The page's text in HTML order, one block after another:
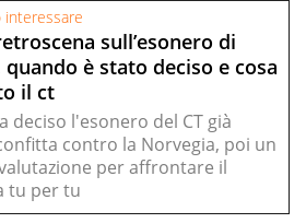
interessare
sull’esonero di
è stato deciso e cosa
il ct
deciso l'esonero del CT già
contro la Norvegia, poi un
per affrontare il
tu per tu